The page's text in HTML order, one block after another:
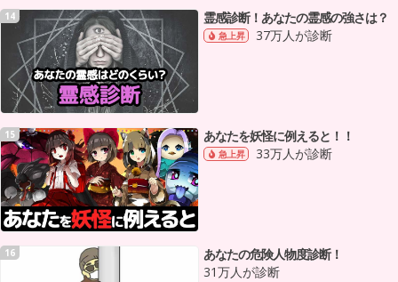
14 霊感診断！あなたの霊感の強さは？
急上昇 37万人が診断
15 あなたを妖怪に例えると！！
急上昇 33万人が診断
16
あなたの危険人物度診断！
31万人が診断